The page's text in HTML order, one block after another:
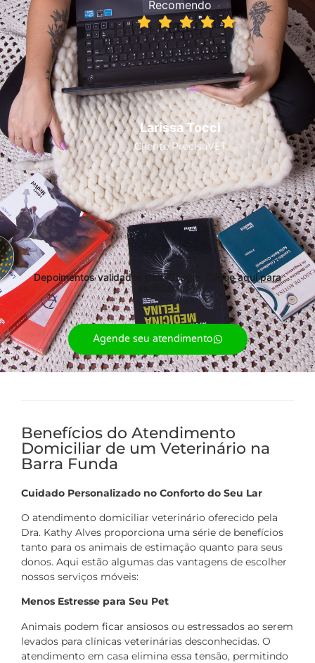
Larissa Tocci
Cliente PrecisaVET
Recomendo
Depoimentos validados pelo Google.
Clique aqui para
verificar.
Agende seu atendimento
Benefícios do Atendimento
Domiciliar de um Veterinário na
Barra Funda
Cuidado Personalizado no Conforto do Seu Lar
O atendimento domiciliar veterinário oferecido pela
Dra. Kathy Alves proporciona uma série de benefícios
tanto para os animais de estimação quanto para seus
donos. Aqui estão algumas das vantagens de escolher
nossos serviços móveis:
Menos Estresse para Seu Pet
Animais podem ficar ansiosos ou estressados ao serem
levados para clínicas veterinárias desconhecidas. O
atendimento em casa elimina essa tensão, permitindo